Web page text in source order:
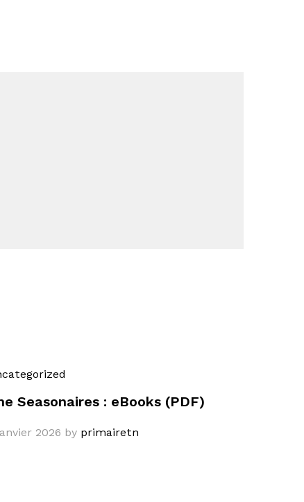
Seasonaires : eBooks (PDF)
2026 by primairetn